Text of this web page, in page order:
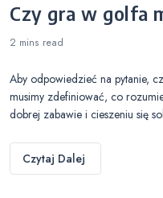
Czy gra w golfa
2 mins read
Aby odpowiedzieć na pytanie,
musimy zdefiniować, co
dobrej zabawie i cieszeniu się
Czytaj Dalej